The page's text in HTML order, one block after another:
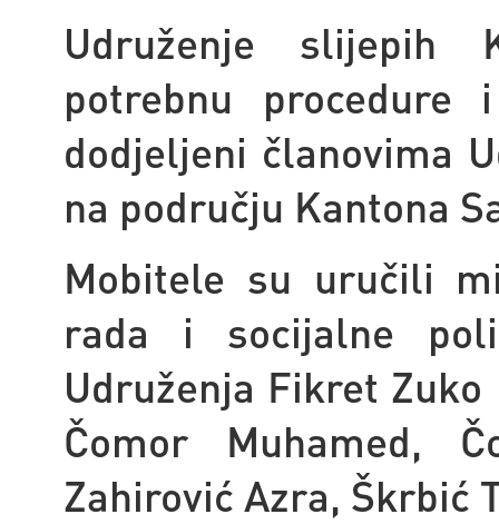
Udruženje slijepih
potrebnu
dodjeljeni članovima
na području Kantona
Mobitele su uručili
rada i socijalne
Udruženja Fikret
Čomor Muhamed,
Zahirović Azra, Škrbić